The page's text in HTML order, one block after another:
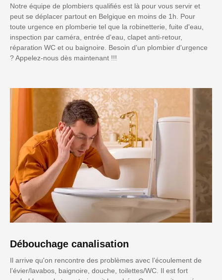
Notre équipe de plombiers qualifiés est là pour vous servir et
peut se déplacer partout en Belgique en moins de 1h. Pour
toute urgence en plomberie tel que la robinetterie, fuite d'eau,
inspection par caméra, entrée d'eau, clapet anti-retour,
réparation WC et ou baignoire. Besoin d'un plombier d'urgence
? Appelez-nous dès maintenant !!!
Débouchage canalisation
Il arrive qu'on rencontre des problèmes avec l’écoulement de
l’évier/lavabos, baignoire, douche, toilettes/WC. Il est fort